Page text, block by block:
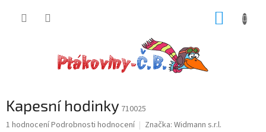
Kapesní hodinky 710025
Průměrné
1 hodnoceníPodrobnosti hodnocení Značka: Widmann s.r.l.